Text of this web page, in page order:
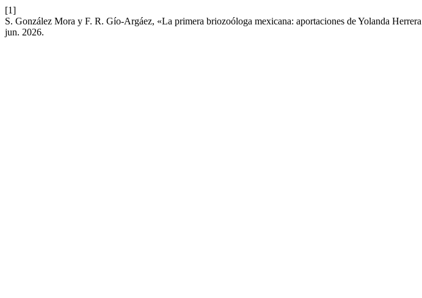
[1]
S. González Mora y F. R. Gío-Argáez, «La primera briozoóloga mexicana: aportaciones de Yolanda
jun. 2026.